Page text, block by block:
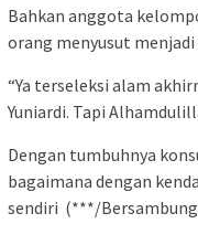
Bahkan anggota
orang menyusut menjadi
“Ya terseleksi alam
Yuniardi. Tapi
Dengan tumbuhnya
bagaimana dengan
sendiri (***/